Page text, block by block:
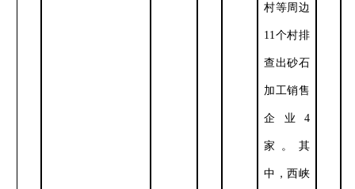
村等周边
11 个村排
查出砂石
加工销售
企业 4
家。其
中，西峡